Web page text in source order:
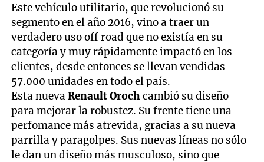
Este vehículo utilitario, que revolucionó su
segmento en el año 2016, vino a traer un
verdadero uso off road que no existía en su
categoría y muy rápidamente impactó en los
clientes, desde entonces se llevan vendidas
57.000 unidades en todo el país.
Esta nuevaRenault Orochcambió su diseño
para mejorar la robustez. Su frente tiene una
perfomance más atrevida, gracias a su nueva
parrilla y paragolpes. Sus nuevas líneas no sólo
le dan un diseño más musculoso, sino que